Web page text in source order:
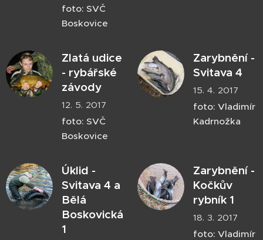
foto: SVČ
Boskovice
Zlatá udice
- rybářské
závody
12. 5. 2017
foto: SVČ
Boskovice
Zarybnění -
Svitava 4
15. 4. 2017
foto: Vladimír
Kadrnožka
Úklid -
Svitava 4 a
Bělá
Boskovická
1
Zarybnění -
Kočkův
rybník 1
18. 3. 2017
foto: Vladimír